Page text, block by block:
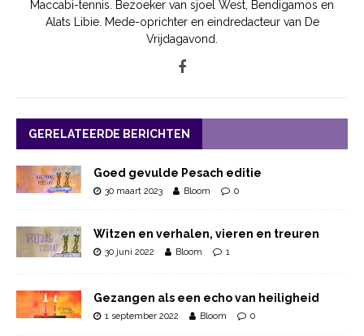
Maccabi-tennis. Bezoeker van sjoel West, Bendigamos en
Alats Libie. Mede-oprichter en eindredacteur van De
Vrijdagavond.
GERELATEERDE BERICHTEN
Goed gevulde Pesach editie
30 maart 2023 Bloom 0
Witzen en verhalen, vieren en treuren
30 juni 2022 Bloom 1
Gezangen als een echo van heiligheid
1 september 2022 Bloom 0